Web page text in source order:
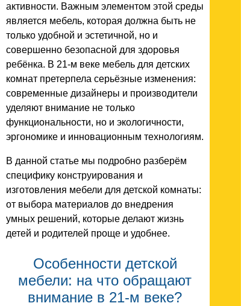
активности. Важным элементом этой среды
является мебель, которая должна быть не
только удобной и эстетичной, но и
совершенно безопасной для здоровья
ребёнка. В 21-м веке мебель для детских
комнат претерпела серьёзные изменения:
современные дизайнеры и производители
уделяют внимание не только
функциональности, но и экологичности,
эргономике и инновационным технологиям.
В данной статье мы подробно разберём
специфику конструирования и
изготовления мебели для детской комнаты:
от выбора материалов до внедрения
умных решений, которые делают жизнь
детей и родителей проще и удобнее.
Особенности детской
мебели: на что обращают
внимание в 21-м веке?